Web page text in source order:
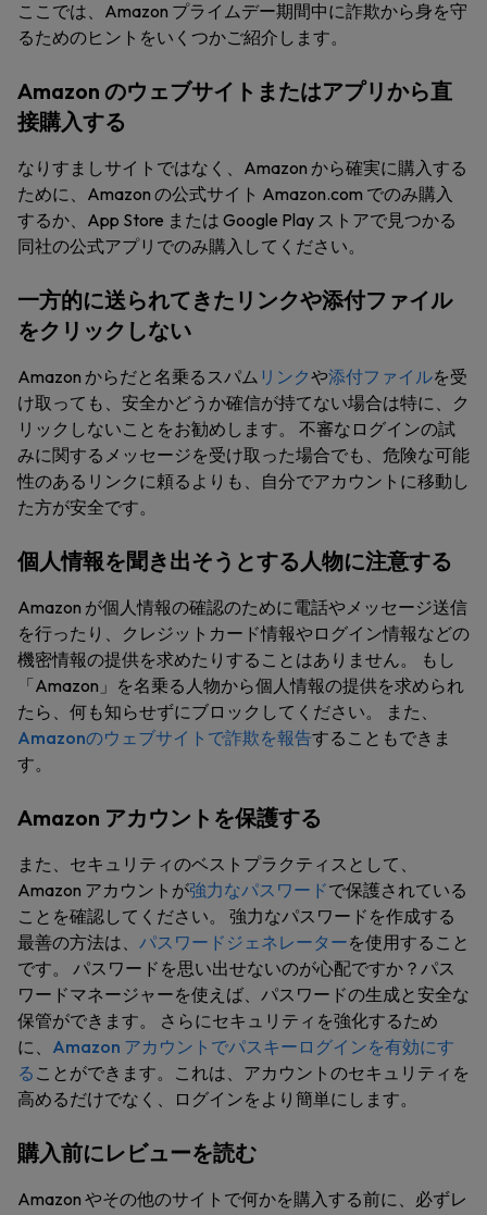
ここでは、Amazon プライムデー期間中に詐欺から身を守
るためのヒントをいくつかご紹介します。
Amazon のウェブサイトまたはアプリから直
接購入する
なりすましサイトではなく、Amazon から確実に購入する
ために、Amazon の公式サイト Amazon.com でのみ購入
するか、App Store または Google Play ストアで見つかる
同社の公式アプリでのみ購入してください。
一方的に送られてきたリンクや添付ファイル
をクリックしない
Amazon からだと名乗るスパム リンクや添付ファイルを受
け取っても、安全かどうか確信が持てない場合は特に、ク
リックしないことをお勧めします。 不審なログインの試
みに関するメッセージを受け取った場合でも、危険な可能
性のあるリンクに頼るよりも、自分でアカウントに移動し
た方が安全です。
個人情報を聞き出そうとする人物に注意する
Amazon が個人情報の確認のために電話やメッセージ送信
を行ったり、クレジットカード情報やログイン情報などの
機密情報の提供を求めたりすることはありません。 もし
「Amazon」を名乗る人物から個人情報の提供を求められ
たら、何も知らせずにブロックしてください。 また、
Amazonのウェブサイトで詐欺を報告することもできま
す。
Amazon アカウントを保護する
また、セキュリティのベストプラクティスとして、
Amazon アカウントが強力なパスワードで保護されている
ことを確認してください。 強力なパスワードを作成する
最善の方法は、 パスワードジェネレーターを使用すること
です。 パスワードを思い出せないのが心配ですか？パス
ワードマネージャーを使えば、パスワードの生成と安全な
保管ができます。 さらにセキュリティを強化するため
に、 Amazon アカウントでパスキーログインを有効にす
る ことができます。これは、アカウントのセキュリティを
高めるだけでなく、ログインをより簡単にします。
購入前にレビューを読む
Amazon やその他のサイトで何かを購入する前に、必ずレ